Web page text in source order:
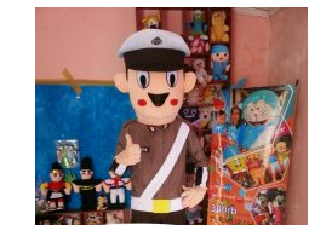
BADUT
MASKOT
SATLANTAS
POLRI